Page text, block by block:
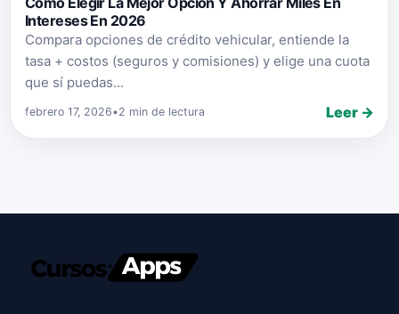
Intereses En 2026
Compara opciones de crédito vehicular, entiende la
tasa + costos (seguros y comisiones) y elige una cuota
que sí puedas...
febrero 17, 2026•2 min de lectura Leer →